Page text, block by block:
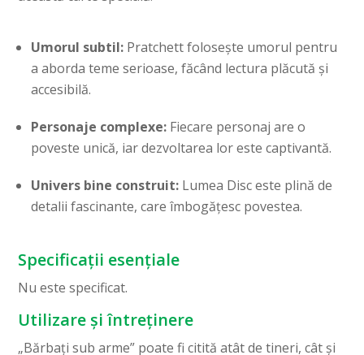
Umorul subtil: Pratchett folosește umorul pentru
a aborda teme serioase, făcând lectura plăcută și
accesibilă.
Personaje complexe: Fiecare personaj are o
poveste unică, iar dezvoltarea lor este captivantă.
Univers bine construit: Lumea Disc este plină de
detalii fascinante, care îmbogățesc povestea.
Specificații esențiale
Nu este specificat.
Utilizare și întreținere
„Bărbați sub arme” poate fi citită atât de tineri, cât și